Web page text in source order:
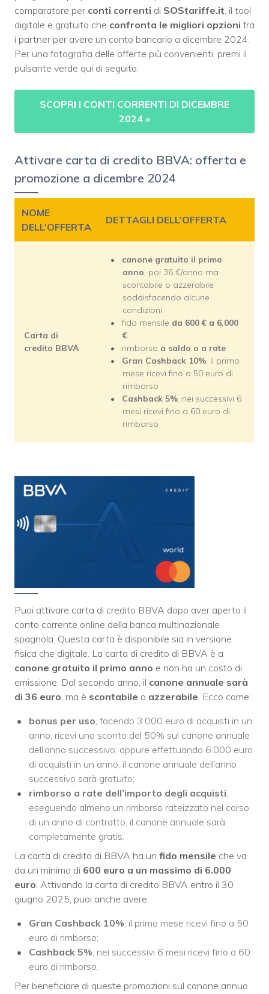
comparatore per conti correnti di SOStariffe.it , il tool
digitale e gratuito che confronta le migliori opzioni fra
i partner per avere un conto bancario a dicembre 2024.
Per una fotografia delle offerte più convenienti, premi il
pulsante verde qui di seguito:
SCOPRI I CONTI CORRENTI DI DICEMBRE
2024 »
Attivare carta di credito BBVA: offerta e
promozione a dicembre 2024
NOME
DELL’OFFERTA
DETTAGLI DELL’OFFERTA
Carta di
credito BBVA
canone gratuito il primo
anno, poi 36 €/anno ma
scontabile o azzerabile
soddisfacendo alcune
condizioni
fido mensile da 600 € a 6.000
€
rimborso a saldo o a rate
Gran Cashback 10%, il primo
mese ricevi fino a 50 euro di
rimborso
Cashback 5%, nei successivi 6
mesi ricevi fino a 60 euro di
rimborso
Puoi attivare carta di credito BBVA dopo aver aperto il
conto corrente online della banca multinazionale
spagnola. Questa carta è disponibile sia in versione
fisica che digitale. La carta di credito di BBVA è a
canone gratuito il primo anno e non ha un costo di
emissione. Dal secondo anno, il canone annuale sarà
di 36 euro , ma è scontabile o azzerabile . Ecco come:
bonus per uso , facendo 3.000 euro di acquisti in un
anno, ricevi uno sconto del 50% sul canone annuale
dell’anno successivo; oppure effettuando 6.000 euro
di acquisti in un anno, il canone annuale dell’anno
successivo sarà gratuito;
rimborso a rate dell’importo degli acquisti
eseguendo almeno un rimborso rateizzato nel corso
di un anno di contratto, il canone annuale sarà
completamente gratis.
La carta di credito di BBVA ha un fido mensile che va
da un minimo di 600 euro a un massimo di 6.000
euro . Attivando la carta di credito BBVA entro il 30
giugno 2025, puoi anche avere:
Gran Cashback 10% , il primo mese ricevi fino a 50
euro di rimborso;
Cashback 5% , nei successivi 6 mesi ricevi fino a 60
euro di rimborso.
Per beneficiare di queste promozioni sul canone annuo